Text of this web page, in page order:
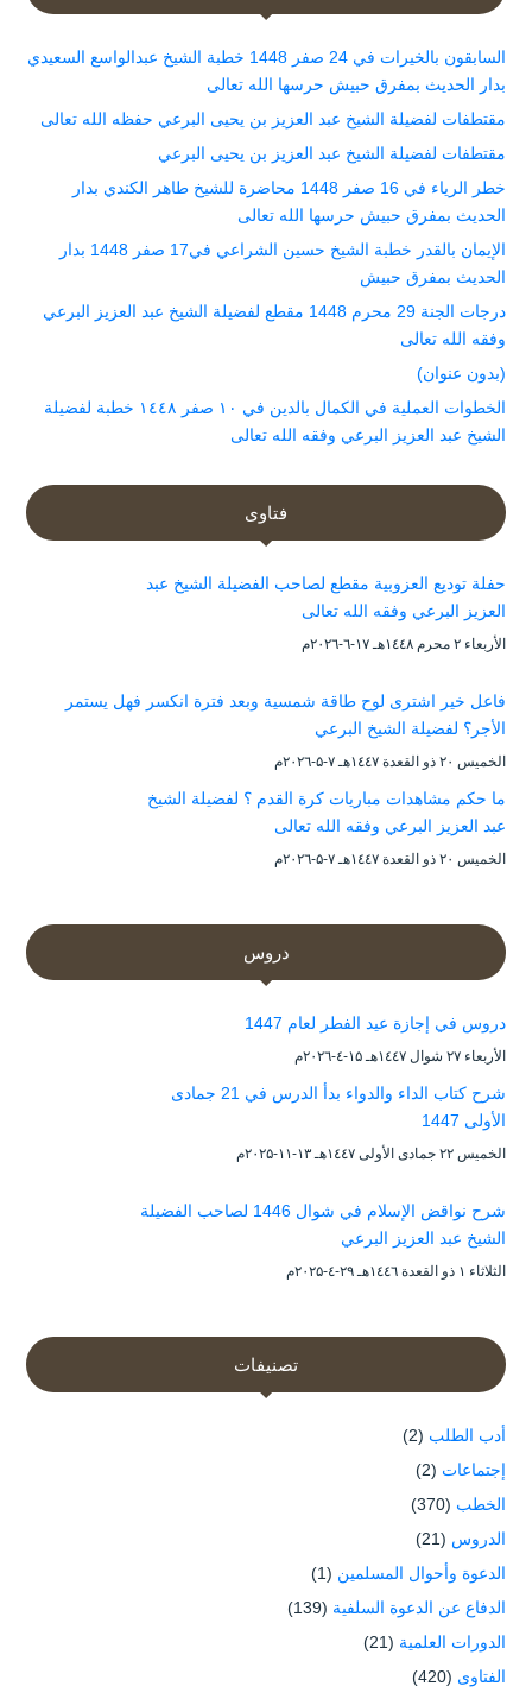
السابقون بالخيرات في 24 صفر 1448 خطبة الشيخ عبدالواسع السعيدي
بدار الحديث بمفرق حبيش حرسها الله تعالى
مقتطفات لفضيلة الشيخ عبد العزيز بن يحيى البرعي حفظه الله تعالى
مقتطفات لفضيلة الشيخ عبد العزيز بن يحيى البرعي
خطر الرياء في 16 صفر 1448 محاضرة للشيخ طاهر الكندي بدار
الحديث بمفرق حبيش حرسها الله تعالى
الإيمان بالقدر خطبة الشيخ حسين الشراعي في17 صفر 1448 بدار
الحديث بمفرق حبيش
درجات الجنة 29 محرم 1448 مقطع لفضيلة الشيخ عبد العزيز البرعي
وفقه الله تعالى
(بدون عنوان)
الخطوات العملية في الكمال بالدين في ١٠ صفر ١٤٤٨ خطبة لفضيلة
الشيخ عبد العزيز البرعي وفقه الله تعالى
فتاوى
حفلة توديع العزوبية مقطع لصاحب الفضيلة الشيخ عبد
العزيز البرعي وفقه الله تعالى
الأربعاء ۲ محرم ۱٤٤۸هـ ۱۷-٦-۲۰۲٦م
فاعل خير اشترى لوح طاقة شمسية وبعد فترة انكسر فهل يستمر
الأجر؟ لفضيلة الشيخ البرعي
الخميس ۲۰ ذو القعدة ۱٤٤۷هـ ۷-۵-۲۰۲٦م
ما حكم مشاهدات مباريات كرة القدم ؟ لفضيلة الشيخ
عبد العزيز البرعي وفقه الله تعالى
الخميس ۲۰ ذو القعدة ۱٤٤۷هـ ۷-۵-۲۰۲٦م
دروس
دروس في إجازة عيد الفطر لعام 1447
الأربعاء ۲۷ شوال ۱٤٤۷هـ ۱۵-٤-۲۰۲٦م
شرح كتاب الداء والدواء بدأ الدرس في 21 جمادى
الأولى 1447
الخميس ۲۲ جمادى الأولى ۱٤٤۷هـ ۱۳-۱۱-۲۰۲۵م
شرح نواقض الإسلام في شوال 1446 لصاحب الفضيلة
الشيخ عبد العزيز البرعي
الثلاثاء ۱ ذو القعدة ۱٤٤٦هـ ۲۹-٤-۲۰۲۵م
تصنيفات
أدب الطلب (2)
إجتماعات (2)
الخطب (370)
الدروس (21)
الدعوة وأحوال المسلمين (1)
الدفاع عن الدعوة السلفية (139)
الدورات العلمية (21)
الفتاوى (420)